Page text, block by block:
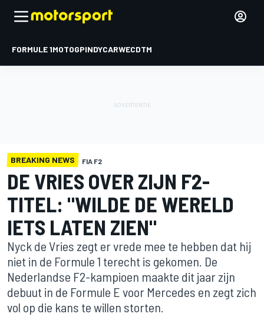
FORMULE 1MOTOGPINDYCARWECDTM
BREAKING NEWS FIA F2
DE VRIES OVER ZIJN F2-
TITEL: "WILDE DE WERELD
IETS LATEN ZIEN"
Nyck de Vries zegt er vrede mee te hebben dat hij
niet in de Formule 1 terecht is gekomen. De
Nederlandse F2-kampioen maakte dit jaar zijn
debuut in de Formule E voor Mercedes en zegt zich
vol op die kans te willen storten.